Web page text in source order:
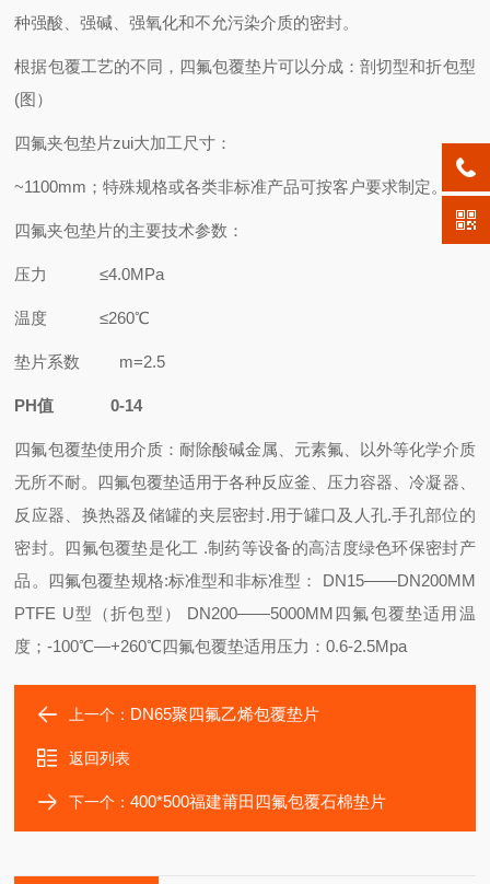
种强酸、强碱、强氧化和不允污染介质的密封。
根据包覆工艺的不同，四氟包覆垫片可以分成：剖切型和折包型
(图）
四氟夹包垫片zui大加工尺寸：
~1100mm；特殊规格或各类非标准产品可按客户要求制定。
四氟夹包垫片的主要技术参数：
压力 ≤4.0MPa
温度 ≤260℃
垫片系数 m=2.5
PH值 0-14
四氟包覆垫使用介质：耐除酸碱金属、元素氟、以外等化学介质
无所不耐。
四氟包覆垫适用于各种反应釜、压力容器、冷凝器、
反应器、换热器及储罐的夹层密封.用于罐口及人孔.手孔部位的
密封。四氟包覆垫是化工 .制药等设备的高洁度绿色环保密封产
品。
四氟包覆垫规格:标准型和非标准型： DN15——DN200MM
PTFE U型（折包型） DN200——5000MM 四氟包覆垫适用温
度；-100℃—+260℃四氟包覆垫适用压力：0.6-2.5Mpa
上一个： DN65聚四氟乙烯包覆垫片
返回列表
下一个：400*500福建莆田四氟包覆石棉垫片